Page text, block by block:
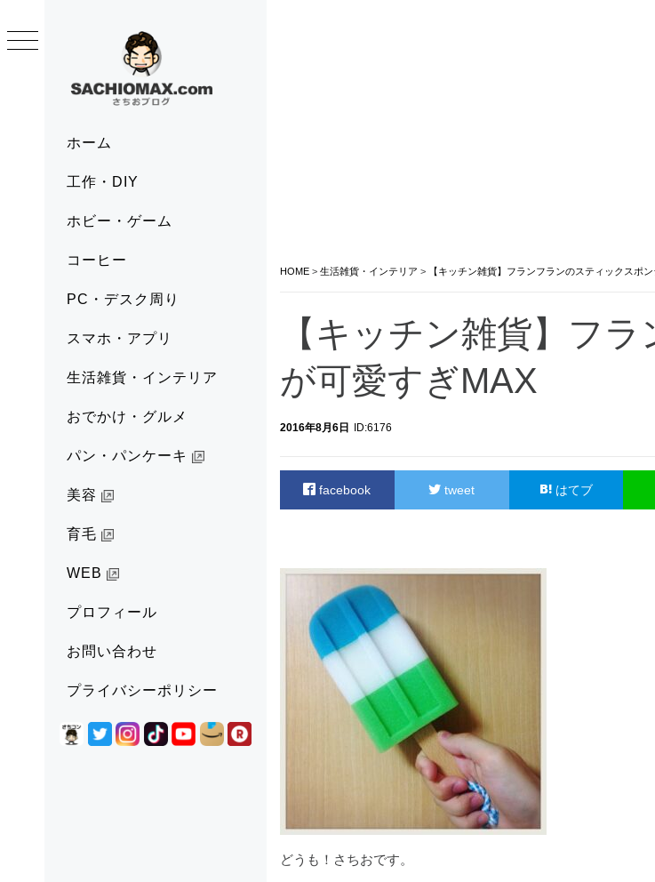
ホーム
工作・DIY
ホビー・ゲーム
コーヒー
PC・デスク周り
スマホ・アプリ
生活雑貨・インテリア
おでかけ・グルメ
パン・パンケーキ
美容
育毛
WEB
プロフィール
お問い合わせ
プライバシーポリシー
to
HOME > 生活雑貨・インテリア > 【キッチン雑貨】フランフランのスティックスポ
【キッチン雑貨】フ
が可愛すぎMAX
2016年8月6日 ID:6176
facebook tweet はてブ
どうも！さちおです。